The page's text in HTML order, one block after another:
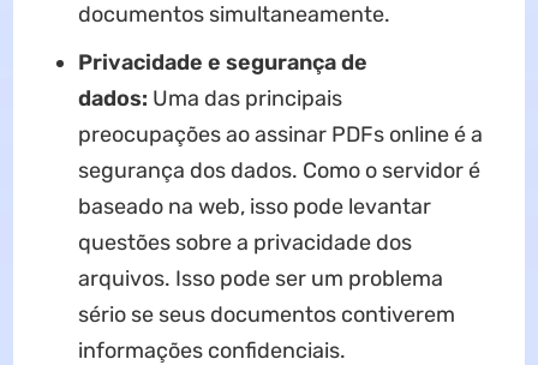
documentos simultaneamente.
Privacidade e segurança de
dados: Uma das principais
preocupações ao assinar PDFs online é a
segurança dos dados. Como o servidor é
baseado na web, isso pode levantar
questões sobre a privacidade dos
arquivos. Isso pode ser um problema
sério se seus documentos contiverem
informações confidenciais.